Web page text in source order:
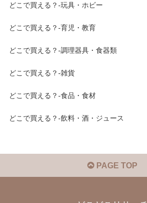
どこで買える？-玩具・ホビー
どこで買える？-育児・教育
どこで買える？-調理器具・食器類
どこで買える？-雑貨
どこで買える？-食品・食材
どこで買える？-飲料・酒・ジュース
PAGE TOP